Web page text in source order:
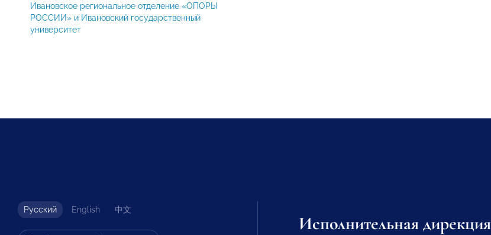
Ивановское региональное отделение «ОПОРЫ
РОССИИ» и Ивановский государственный
университет
Русский English 中文
Исполнительная дирекция